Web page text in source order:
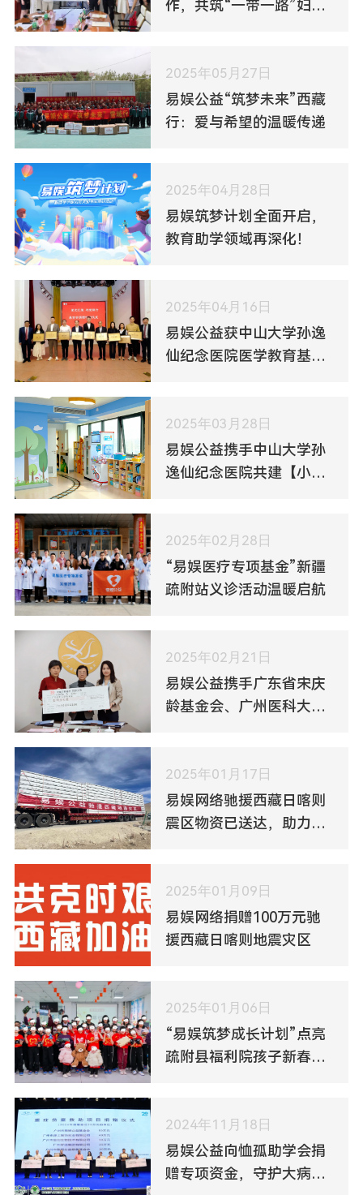
作，共筑“一带一路”妇幼
2025年05月27日
易娱公益“筑梦未来”西藏
行：爱与希望的温暖传递
2025年04月28日
易娱筑梦计划全面开启，
教育助学领域再深化！
2025年04月16日
易娱公益获中山大学孙逸
仙纪念医院医学教育基金
2025年03月28日
易娱公益携手中山大学孙
逸仙纪念医院共建【小易
2025年02月28日
“易娱医疗专项基金”新疆
疏附站义诊活动温暖启航
2025年02月21日
易娱公益携手广东省宋庆
龄基金会、广州医科大学
2025年01月17日
易娱网络驰援西藏日喀则
震区物资已送达，助力保
2025年01月09日
易娱网络捐赠100万元驰
援西藏日喀则地震灾区
2025年01月06日
“易娱筑梦成长计划”点亮
疏附县福利院孩子新春微
2024年11月18日
易娱公益向恤孤助学会捐
赠专项资金，守护大病儿